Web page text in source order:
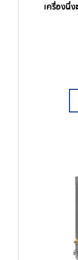
เครื่องนึ่